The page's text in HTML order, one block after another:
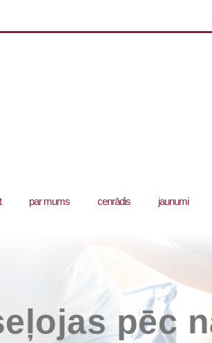
par mums cenrādis jaunumi
pēc